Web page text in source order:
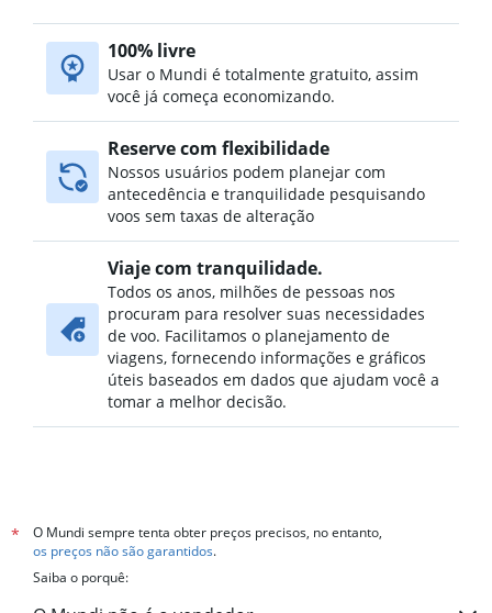
100% livre
Usar o Mundi é totalmente gratuito, assim
você já começa economizando.
Reserve com flexibilidade
Nossos usuários podem planejar com
antecedência e tranquilidade pesquisando
voos sem taxas de alteração
Viaje com tranquilidade.
Todos os anos, milhões de pessoas nos
procuram para resolver suas necessidades
de voo. Facilitamos o planejamento de
viagens, fornecendo informações e gráficos
úteis baseados em dados que ajudam você a
tomar a melhor decisão.
*
O Mundi sempre tenta obter preços precisos, no entanto,
os preços não são garantidos.
Saiba o porquê: